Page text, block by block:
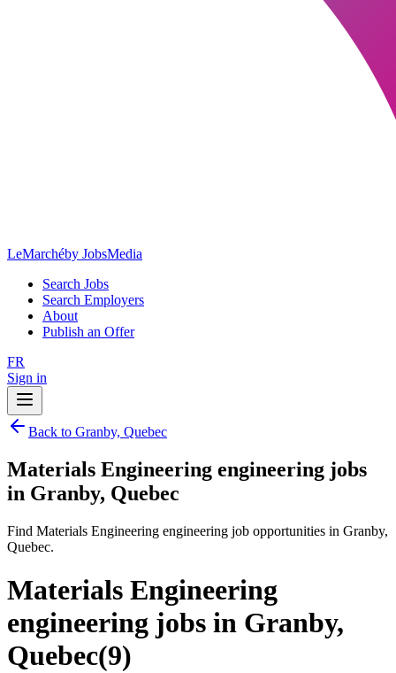
LeMarchéby JobsMedia
Search Jobs
Search Employers
About
Publish an Offer
FR
Sign in
Back to Granby, Quebec
Materials Engineering engineering jobs
in Granby, Quebec
Find Materials Engineering engineering job opportunities in Granby,
Quebec.
Materials Engineering
engineering jobs in Granby,
Quebec(9)